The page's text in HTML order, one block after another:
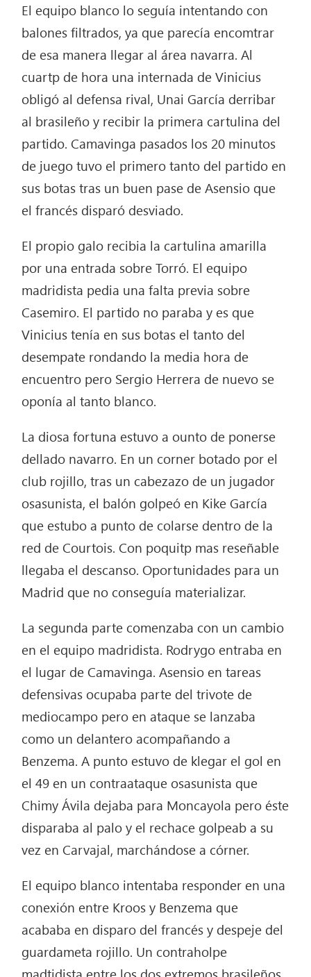
El equipo blanco lo seguía intentando con
balones filtrados, ya que parecía encomtrar
de esa manera llegar al área navarra. Al
cuartp de hora una internada de Vinicius
obligó al defensa rival, Unai García derribar
al brasileño y recibir la primera cartulina del
partido. Camavinga pasados los 20 minutos
de juego tuvo el primero tanto del partido en
sus botas tras un buen pase de Asensio que
el francés disparó desviado.
El propio galo recibia la cartulina amarilla
por una entrada sobre Torró. El equipo
madridista pedia una falta previa sobre
Casemiro. El partido no paraba y es que
Vinicius tenía en sus botas el tanto del
desempate rondando la media hora de
encuentro pero Sergio Herrera de nuevo se
oponía al tanto blanco.
La diosa fortuna estuvo a ounto de ponerse
dellado navarro. En un corner botado por el
club rojillo, tras un cabezazo de un jugador
osasunista, el balón golpeó en Kike García
que estubo a punto de colarse dentro de la
red de Courtois. Con poquitp mas reseñable
llegaba el descanso. Oportunidades para un
Madrid que no conseguía materializar.
La segunda parte comenzaba con un cambio
en el equipo madridista. Rodrygo entraba en
el lugar de Camavinga. Asensio en tareas
defensivas ocupaba parte del trivote de
mediocampo pero en ataque se lanzaba
como un delantero acompañando a
Benzema. A punto estuvo de klegar el gol en
el 49 en un contraataque osasunista que
Chimy Ávila dejaba para Moncayola pero éste
disparaba al palo y el rechace golpeab a su
vez en Carvajal, marchándose a córner.
El equipo blanco intentaba responder en una
conexión entre Kroos y Benzema que
acababa en disparo del francés y despeje del
guardameta rojillo. Un contraholpe